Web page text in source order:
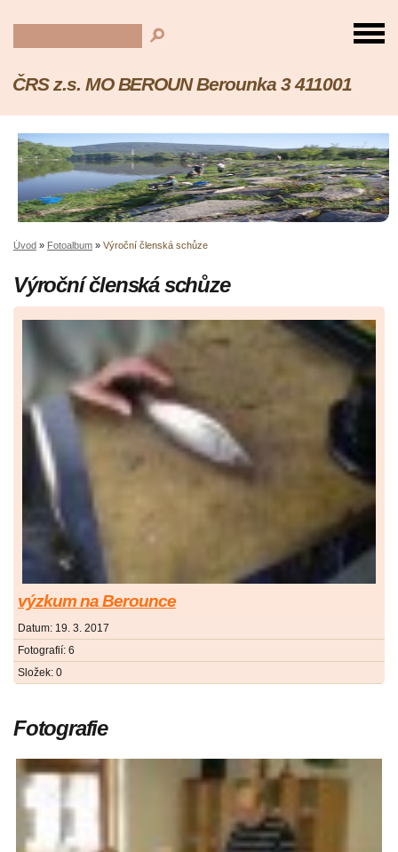
ČRS z.s. MO BEROUN Berounka 3 411001
Úvod » Fotoalbum » Výroční členská schůze
Výroční členská schůze
výzkum na Berounce
Datum: 19. 3. 2017
Fotografií: 6
Složek: 0
Fotografie